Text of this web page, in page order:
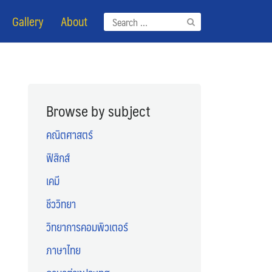
Search
for:
Gallery About
Browse by subject
คณิตศาสตร์
ฟิสิกส์
เคมี
ชีววิทยา
วิทยาการคอมพิวเตอร์
ภาษาไทย